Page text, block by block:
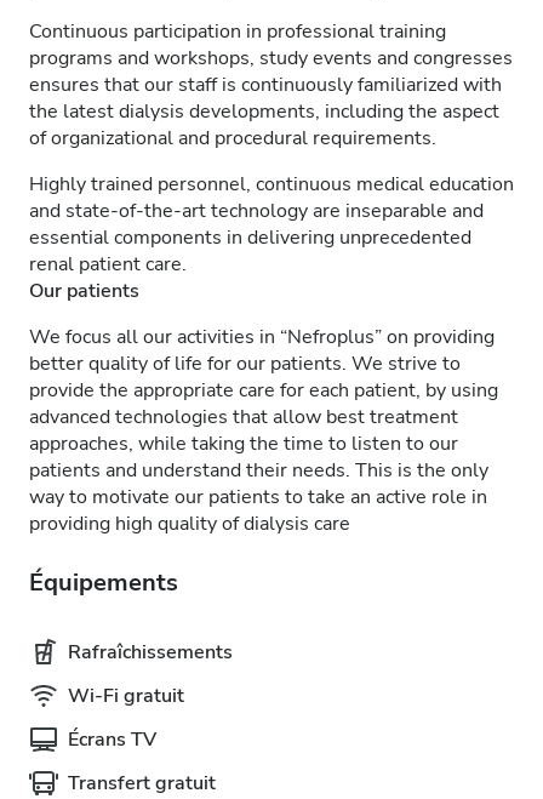
Continuous participation in professional training
programs and workshops, study events and congresses
ensures that our staff is continuously familiarized with
the latest dialysis developments, including the aspect
of organizational and procedural requirements.
Highly trained personnel, continuous medical education
and state-of-the-art technology are inseparable and
essential components in delivering unprecedented
renal patient care.
Our patients
We focus all our activities in “Nefroplus” on providing
better quality of life for our patients. We strive to
provide the appropriate care for each patient, by using
advanced technologies that allow best treatment
approaches, while taking the time to listen to our
patients and understand their needs. This is the only
way to motivate our patients to take an active role in
providing high quality of dialysis care
Équipements
Rafraîchissements
Wi-Fi gratuit
Écrans TV
Transfert gratuit